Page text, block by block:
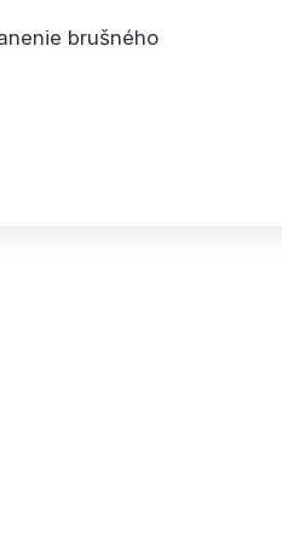
brušného